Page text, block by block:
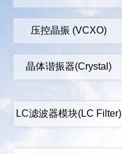
压控晶振 (VCXO)
晶体谐振器(Crystal)
LC滤波器模块(LC Filter)